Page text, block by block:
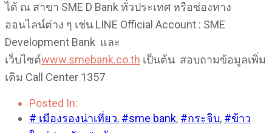
ได้ ณ สาขา SME D Bank ทั่วประเทศ หรือช่องทาง
ออนไลน์ต่าง ๆ เช่น LINE Official Account : SME
Development Bank และ
เว็บไซต์www.smebank.co.th เป็นต้น สอบถามข้อมูลเพิ่ม
เติม Call Center 1357
Posted In:
# เมืองรองน่าเที่ยว, #sme bank, #กระจิบ, #ข้าว